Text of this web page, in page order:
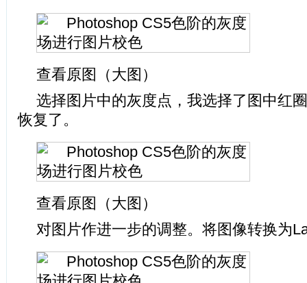
查看原图（大图）
选择图片中的灰度点，我选择了图中红
恢复了。
查看原图（大图）
对图片作进一步的调整。将图像转换为